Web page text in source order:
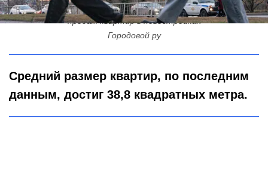
Невский район — неожиданный чемпион: первое место по доле
продаж квартир в новостройках
Городовой ру
Средний размер квартир, по последним
данным, достиг 38,8 квадратных метра.